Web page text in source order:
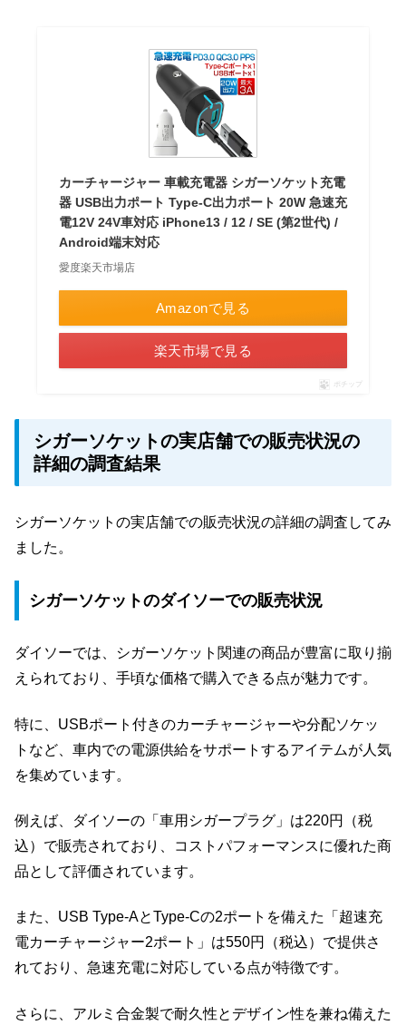
カーチャージャー 車載充電器 シガーソケット充電
器 USB出力ポート Type-C出力ポート 20W 急速充
電12V 24V車対応 iPhone13 / 12 / SE (第2世代) /
Android端末対応
愛度楽天市場店
Amazonで見る
楽天市場で見る
ポチップ
シガーソケットの実店舗での販売状況の
詳細の調査結果
シガーソケットの実店舗での販売状況の詳細の調査してみ
ました。
シガーソケットのダイソーでの販売状況
ダイソーでは、シガーソケット関連の商品が豊富に取り揃
えられており、手頃な価格で購入できる点が魅力です。
特に、USBポート付きのカーチャージャーや分配ソケッ
トなど、車内での電源供給をサポートするアイテムが人気
を集めています。
例えば、ダイソーの「車用シガープラグ」は220円（税
込）で販売されており、コストパフォーマンスに優れた商
品として評価されています。
また、USB Type-AとType-Cの2ポートを備えた「超速充
電カーチャージャー2ポート」は550円（税込）で提供さ
れており、急速充電に対応している点が特徴です。
さらに、アルミ合金製で耐久性とデザイン性を兼ね備えた